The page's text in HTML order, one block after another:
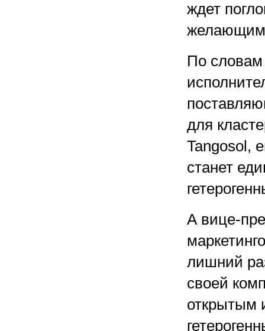
ждет
По словам
для
Tangosol,
станет
А вице-
лишний
своей
открытым